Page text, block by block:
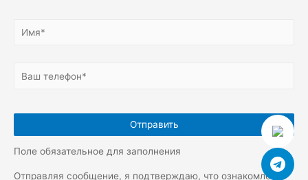
Поле обязательное для заполнения
Отправляя сообщение, я подтверждаю, что ознакомлен и